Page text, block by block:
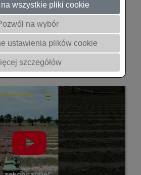
wszystkie pliki cookie
na wybór
ustawienia plików cookie
szczegółów